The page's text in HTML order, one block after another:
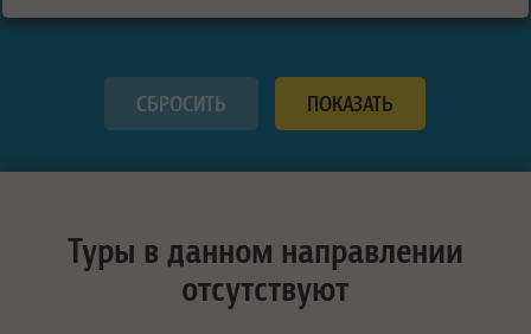
Туры в данном направлении
отсутствуют